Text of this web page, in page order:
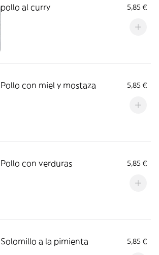
pollo al curry 5,85 €
Pollo con miel y mostaza 5,85 €
Pollo con verduras 5,85 €
Solomillo a la pimienta 5,85 €